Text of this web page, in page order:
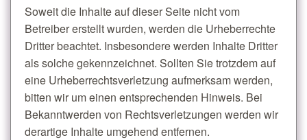
Soweit die Inhalte auf dieser Seite nicht vom
Betreiber erstellt wurden, werden die Urheberrechte
Dritter beachtet. Insbesondere werden Inhalte Dritter
als solche gekennzeichnet. Sollten Sie trotzdem auf
eine Urheberrechtsverletzung aufmerksam werden,
bitten wir um einen entsprechenden Hinweis. Bei
Bekanntwerden von Rechtsverletzungen werden wir
derartige Inhalte umgehend entfernen.